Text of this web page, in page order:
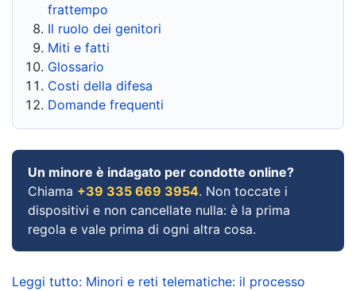
frattempo
Il ruolo dei genitori
Miti e fatti
Glossario
Costi della difesa
Domande frequenti
Un minore è indagato per condotte online?
Chiama +39 335 669 3954. Non toccate i
dispositivi e non cancellate nulla: è la prima
regola e vale prima di ogni altra cosa.
Leggi tutto: Minori e reti telematiche: il processo